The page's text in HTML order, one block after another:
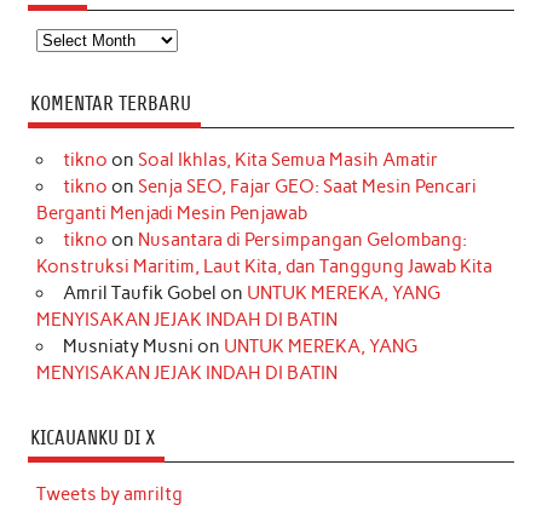
Arsip
KOMENTAR TERBARU
tikno on Soal Ikhlas, Kita Semua Masih Amatir
tikno on Senja SEO, Fajar GEO: Saat Mesin Pencari
Berganti Menjadi Mesin Penjawab
tikno on Nusantara di Persimpangan Gelombang:
Konstruksi Maritim, Laut Kita, dan Tanggung Jawab Kita
Amril Taufik Gobel on UNTUK MEREKA, YANG
MENYISAKAN JEJAK INDAH DI BATIN
Musniaty Musni on UNTUK MEREKA, YANG
MENYISAKAN JEJAK INDAH DI BATIN
KICAUANKU DI X
Tweets by amriltg